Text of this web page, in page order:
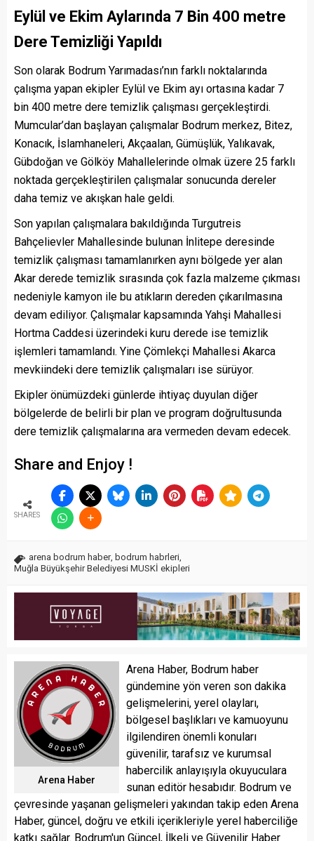
Eylül ve Ekim Aylarında 7 Bin 400 metre
Dere Temizliği Yapıldı
Son olarak Bodrum Yarımadası’nın farklı noktalarında
çalışma yapan ekipler Eylül ve Ekim ayı ortasına kadar 7
bin 400 metre dere temizlik çalışması gerçekleştirdi.
Mumcular’dan başlayan çalışmalar Bodrum merkez, Bitez,
Konacık, İslamhaneleri, Akçaalan, Gümüşlük, Yalıkavak,
Gübdoğan ve Gölköy Mahallelerinde olmak üzere 25 farklı
noktada gerçekleştirilen çalışmalar sonucunda dereler
daha temiz ve akışkan hale geldi.
Son yapılan çalışmalara bakıldığında Turgutreis
Bahçelievler Mahallesinde bulunan İnlitepe deresinde
temizlik çalışması tamamlanırken aynı bölgede yer alan
Akar derede temizlik sırasında çok fazla malzeme çıkması
nedeniyle kamyon ile bu atıkların dereden çıkarılmasına
devam ediliyor. Çalışmalar kapsamında Yahşi Mahallesi
Hortma Caddesi üzerindeki kuru derede ise temizlik
işlemleri tamamlandı. Yine Çömlekçi Mahallesi Akarca
mevkiindeki dere temizlik çalışmaları ise sürüyor.
Ekipler önümüzdeki günlerde ihtiyaç duyulan diğer
bölgelerde de belirli bir plan ve program doğrultusunda
dere temizlik çalışmalarına ara vermeden devam edecek.
Share and Enjoy !
SHARES
arena bodrum haber, bodrum habrleri,
Muğla Büyükşehir Belediyesi MUSKİ ekipleri
Arena Haber
Arena Haber, Bodrum haber
gündemine yön veren son dakika
gelişmelerini, yerel olayları,
bölgesel başlıkları ve kamuoyunu
ilgilendiren önemli konuları
güvenilir, tarafsız ve kurumsal
habercilik anlayışıyla okuyuculara
sunan editör hesabıdır. Bodrum ve
çevresinde yaşanan gelişmeleri yakından takip eden Arena
Haber, güncel, doğru ve etkili içerikleriyle yerel haberciliğe
katkı sağlar. Bodrum'un Güncel, İlkeli ve Güvenilir Haber